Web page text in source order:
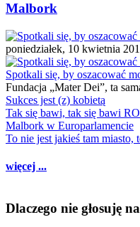
Malbork
poniedziałek, 10 kwietnia
Spotkali się, by oszacować
Fundacja „Mater Dei”, ta
Sukces jest (z) kobietą
Tak się bawi, tak się bawi
Malbork w Europarlamencie
To nie jest jakieś tam miasto,
więcej ...
Dlaczego nie głosuję